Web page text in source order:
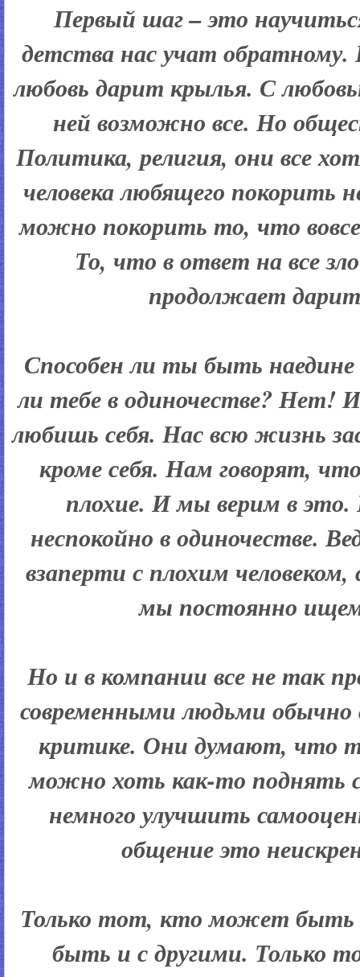
Первый шаг – это
детства нас учат обратному.
любовь дарит крылья. С
ней возможно все. Но
Политика, религия, они все
человека любящего покорить
можно покорить то, что
То, что в ответ на все
продолжает
Способен ли ты быть
ли тебе в одиночестве? Нет!
любишь себя. Нас всю жизнь
кроме себя. Нам говорят,
плохие. И мы верим в
неспокойно в одиночестве.
взаперти с плохим
мы постоянно
Но и в компании все не так
современными людьми
критике. Они думают, что
можно хоть как-то поднять
немного улучшить
общение это
Только тот, кто может быть
быть и с другими. Только